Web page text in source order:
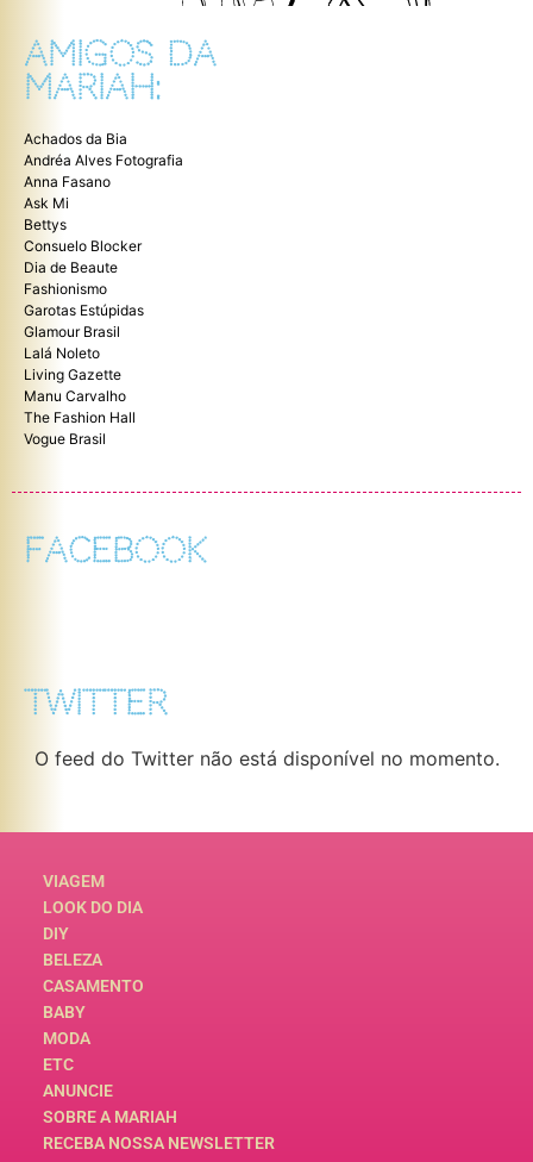
AMIGOS DA
MARIAH:
Achados da Bia
Andréa Alves Fotografia
Anna Fasano
Ask Mi
Bettys
Consuelo Blocker
Dia de Beaute
Fashionismo
Garotas Estúpidas
Glamour Brasil
Lalá Noleto
Living Gazette
Manu Carvalho
The Fashion Hall
Vogue Brasil
FACEBOOK
TWITTER
O feed do Twitter não está disponível no momento.
VIAGEM
LOOK DO DIA
DIY
BELEZA
CASAMENTO
BABY
MODA
ETC
ANUNCIE
SOBRE A MARIAH
RECEBA NOSSA NEWSLETTER